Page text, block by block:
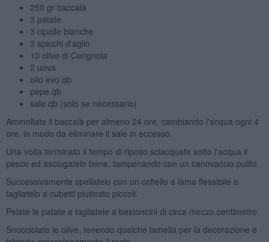
250 gr baccalà
3 patate
3 cipolle bianche
3 spicchi d'aglio
10 olive di Cerignola
2 uova
olio evo qb
pepe qb
sale qb (solo se necessario)
Ammollate il baccalà per almeno 24 ore, cambiando l'acqua ogni 4
ore, in modo da eliminare il sale in eccesso.
Una volta terminato il tempo di riposo sciacquate sotto l'acqua il
pesce ed asciugatelo bene, tamponando con un canovaccio pulito.
Successivamente spellatelo con un coltello a lama flessibile e
tagliatelo a cubetti piuttosto piccoli.
Pelate le patate e tagliatele a bastoncini di circa mezzo centimetro.
Snocciolate le olive, tenendo qualche lamella per la decorazione e